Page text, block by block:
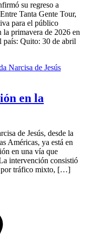
su regreso a
Tanta Gente Tour,
para el público
la primavera de 2026 en
país: Quito: 30 de abril
en la
de Jesús, desde la
Américas, ya está en
en una vía que
intervención consistió
por tráfico mixto, […]